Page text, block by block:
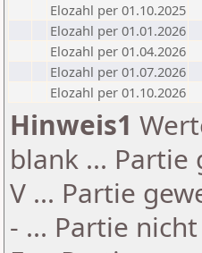
Elozahl per 01.10.2025
Elozahl per 01.01.2026
Elozahl per 01.04.2026
Elozahl per 01.07.2026
Elozahl per 01.10.2026
Hinweis1
blank ...
V ... Partie
- ... Partie